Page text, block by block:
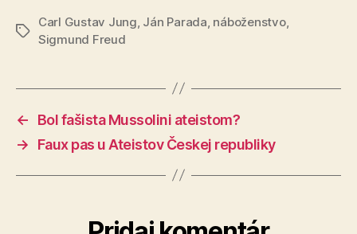
Značky
Carl Gustav Jung Ján Parada náboženstvo,
Sigmund Freud
←
Bol fašista Mussolini ateistom?
→
Faux pas u Ateistov Českej republiky